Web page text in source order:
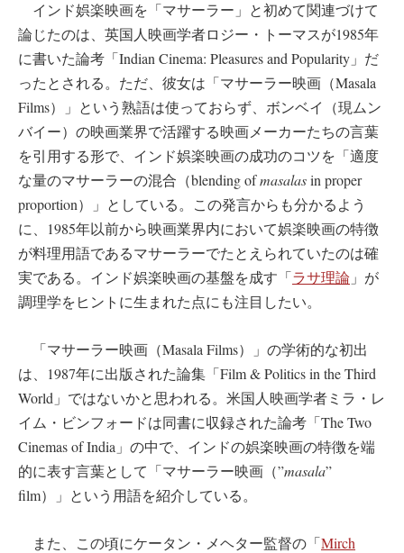
インド娯楽映画を「マサーラー」と初めて関連づけて
論じたのは、英国人映画学者ロジー・トーマスが1985年
に書いた論考「Indian Cinema: Pleasures and Popularity」だ
ったとされる。ただ、彼女は「マサーラー映画（Masala
Films）」という熟語は使っておらず、ボンベイ（現ムン
バイー）の映画業界で活躍する映画メーカーたちの言葉
を引用する形で、インド娯楽映画の成功のコツを「適度
な量のマサーラーの混合（blending ofmasalasin proper
proportion）」としている。この発言からも分かるよう
に、1985年以前から映画業界内において娯楽映画の特徴
が料理用語であるマサーラーでたとえられていたのは確
実である。インド娯楽映画の基盤を成す「ラサ理論 」が
調理学をヒントに生まれた点にも注目したい。
「マサーラー映画（Masala Films）」の学術的な初出
は、1987年に出版された論集「Film & Politics in the Third
World」ではないかと思われる。米国人映画学者ミラ・レ
イム・ビンフォードは同書に収録された論考「The Two
Cinemas of India」の中で、インドの娯楽映画の特徴を端
的に表す言葉として「マサーラー映画（”masala”
film）」という用語を紹介している。
また、この頃にケータン・メヘター監督の「Mirch